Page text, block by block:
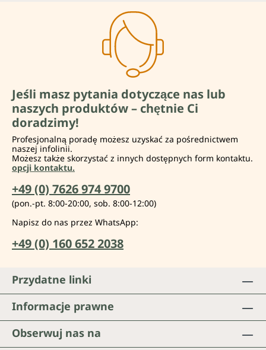
Jeśli masz pytania dotyczące nas lub
naszych produktów – chętnie Ci
doradzimy!
Profesjonalną poradę możesz uzyskać za pośrednictwem
naszej infolinii.
Możesz także skorzystać z innych dostępnych form kontaktu.
opcji kontaktu.
+49 (0) 7626 974 9700
(pon.-pt. 8:00-20:00, sob. 8:00-12:00)
Napisz do nas przez WhatsApp:
+49 (0) 160 652 2038
Obserwuj nas na
Przydatne linki
Informacje prawne